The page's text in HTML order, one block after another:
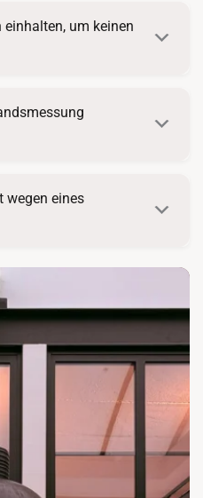
um keinen
wegen eines